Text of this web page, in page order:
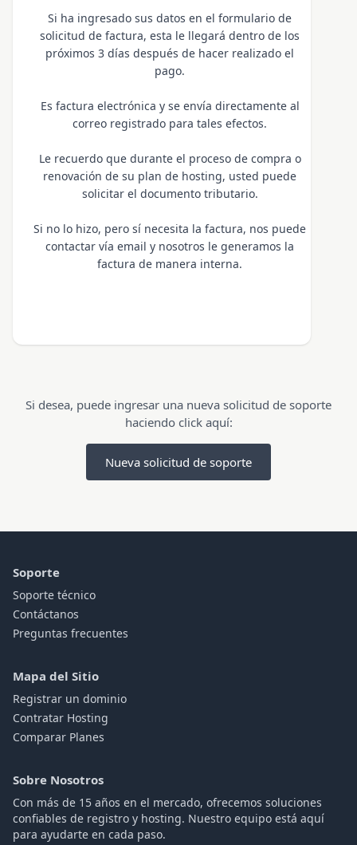
Si ha ingresado sus datos en el formulario de
solicitud de factura, esta le llegará dentro de los
próximos 3 días después de hacer realizado el
pago.
Es factura electrónica y se envía directamente al
correo registrado para tales efectos.
Le recuerdo que durante el proceso de compra o
renovación de su plan de hosting, usted puede
solicitar el documento tributario.
Si no lo hizo, pero sí necesita la factura, nos puede
contactar vía email y nosotros le generamos la
factura de manera interna.
Si desea, puede ingresar una nueva solicitud de soporte
haciendo click aquí:
Nueva solicitud de soporte
Soporte
Soporte técnico
Contáctanos
Preguntas frecuentes
Mapa del Sitio
Registrar un dominio
Contratar Hosting
Comparar Planes
Sobre Nosotros
Con más de 15 años en el mercado, ofrecemos soluciones
confiables de registro y hosting. Nuestro equipo está aquí
para ayudarte en cada paso.